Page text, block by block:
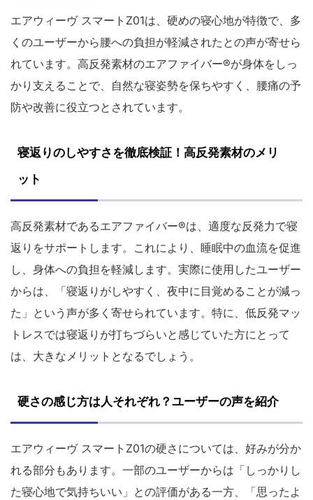
エアウィーヴ スマートZ01は、硬めの寝心地が特徴で、多
くのユーザーから腰への負担が軽減されたとの声が寄せら
れています。高反発素材のエアファイバー®が身体をしっ
かり支えることで、自然な寝姿勢を保ちやすく、腰痛の予
防や改善に役立つとされています。
寝返りのしやすさを徹底検証！高反発素材のメリ
ット
高反発素材であるエアファイバー®は、適度な反発力で寝
返りをサポートします。これにより、睡眠中の血流を促進
し、身体への負担を軽減します。実際に使用したユーザー
からは、「寝返りがしやすく、夜中に目覚めることが減っ
た」という声が多く寄せられています。特に、低反発マッ
トレスでは寝返りが打ちづらいと感じていた方にとって
は、大きなメリットとなるでしょう。
硬さの感じ方は人それぞれ？ユーザーの声を紹介
エアウィーヴ スマートZ01の硬さについては、好みが分か
れる部分もあります。一部のユーザーからは「しっかりし
た寝心地で気持ちいい」との評価がある一方、「思ったよ